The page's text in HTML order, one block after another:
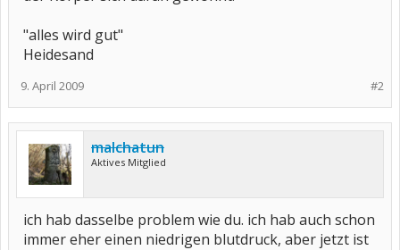
"alles wird gut"
Heidesand
#2
9. April 2009
malchatun
Aktives Mitglied
ich hab dasselbe problem wie du. ich hab auch schon
immer eher einen niedrigen blutdruck, aber jetzt ist